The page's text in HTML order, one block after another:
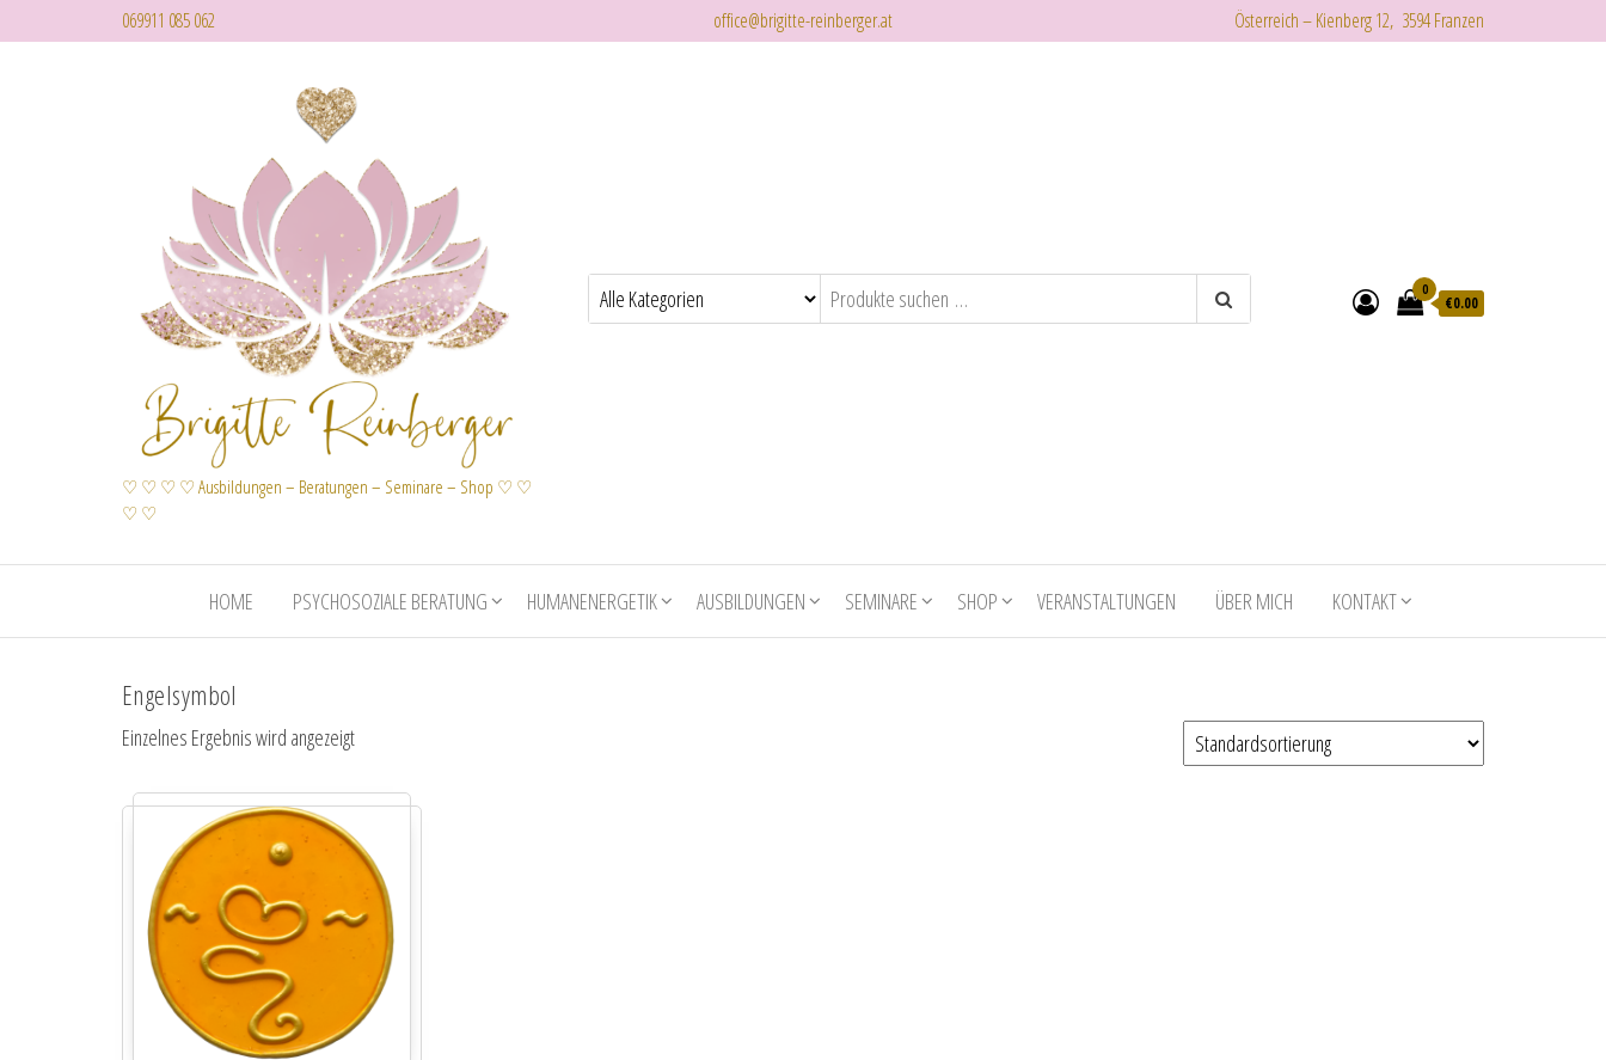
069911 085 062 office@brigitte-reinberger.at Österreich – Kienberg 12, 3594 Franzen
♡ ♡ ♡ ♡ Ausbildungen – Beratungen – Seminare – Shop ♡ ♡
♡ ♡
0
€0.00
HOME PSYCHOSOZIALE BERATUNG HUMANENERGETIK AUSBILDUNGEN SEMINARE SHOP VERANSTALTUNGEN ÜBER MICH KONTAKT
Engelsymbol
Einzelnes Ergebnis wird angezeigt